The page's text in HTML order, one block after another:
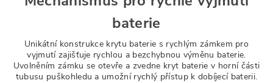
baterie
Unikátní konstrukce krytu baterie s rychlým zámkem pro
vyjmutí zajišťuje rychlou a bezchybnou výměnu baterie.
Uvolněním zámku se otevře a zvedne kryt baterie v horní části
tubusu puškohledu a umožní rychlý přístup k dobíjecí baterii.